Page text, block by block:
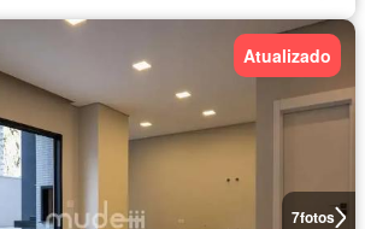
7fotos
Atualizado